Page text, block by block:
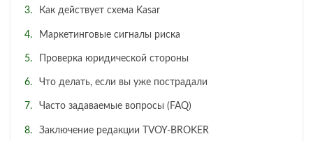
Как действует схема Kasar
Маркетинговые сигналы риска
Проверка юридической стороны
Что делать, если вы уже пострадали
Часто задаваемые вопросы (FAQ)
Заключение редакции TVOY-BROKER